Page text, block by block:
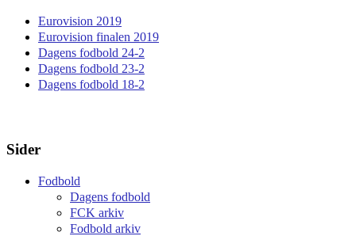
Eurovision 2019
Eurovision finalen 2019
Dagens fodbold 24-2
Dagens fodbold 23-2
Dagens fodbold 18-2
Sider
Fodbold
Dagens fodbold
FCK arkiv
Fodbold arkiv